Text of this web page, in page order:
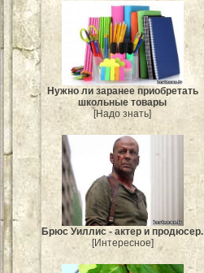
Нужно ли заранее приобретать
школьные товары
[Надо знать]
Брюс Уиллис - актер и продюсер.
[Интересное]